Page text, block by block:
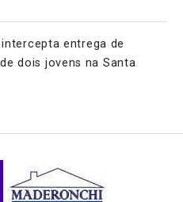
entrega de
dois jovens na Santa